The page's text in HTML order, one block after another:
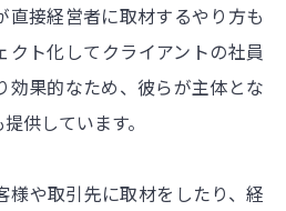
直接経営者に取材するやり方も
クト化してクライアントの社員
効果的なため、彼らが主体とな
供しています。
様や取引先に取材をしたり、経